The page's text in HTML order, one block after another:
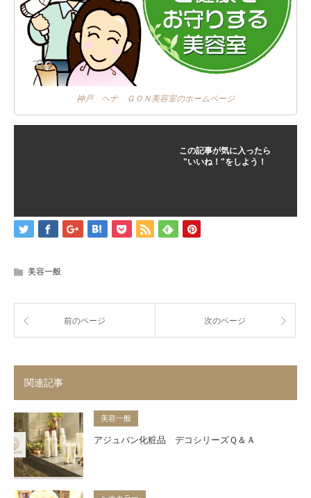
神戸 ヘナ ＧＯＮ美容室のホームページ
この記事が気に入ったら
"いいね！"をしよう！
美容一般
前のページ 次のページ
関連記事
美容一般
アジュバン化粧品 デコシリーズＱ＆Ａ